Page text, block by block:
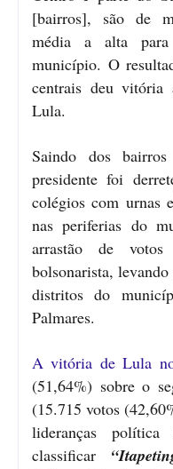
[bairros], são de
média a alta
município. O
centrais deu vitória
Lula.
Saindo dos
presidente foi
colégios com urnas
nas periferias do
arrastão de
bolsonarista,
distritos do
Palmares.
A vitória de Lula
(51,64%) sobre o
(15.715 votos
lideranças
classificar